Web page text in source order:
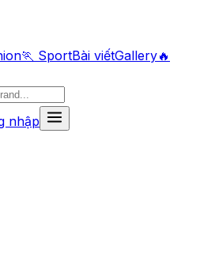
🏃 SportBài viếtGallery🔥
nhập